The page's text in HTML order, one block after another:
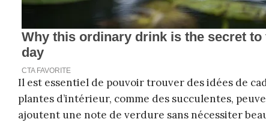
Il est essentiel de pouvoir trouver des idées de
plantes d’intérieur, comme des succulentes,
ajoutent une note de verdure sans nécessiter